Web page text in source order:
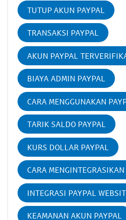
TUTUP AKUN PAYPAL
TRANSAKSI PAYPAL
AKUN PAYPAL
BIAYA ADMIN PAYPAL
CARA MENGGUNAKAN
TARIK SALDO PAYPAL
KURS DOLLAR PAYPAL
CARA
INTEGRASI PAYPAL
KEAMANAN AKUN PAYPAL